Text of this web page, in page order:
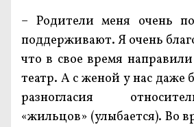
– Родители меня очень
поддерживают. Я очень
что в свое время
театр. А с женой у нас даже
разногласия
«жильцов» (улыбается). Во